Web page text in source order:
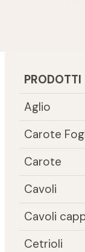
PRODOTTI
Aglio
Carote
Carote
Cavoli
Cavoli
Cetrioli